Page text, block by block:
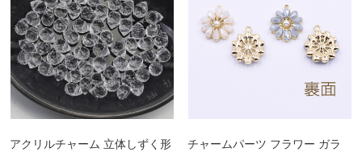
アクリルチャーム 立体しずく形
チャームパーツ フラワー ガラ